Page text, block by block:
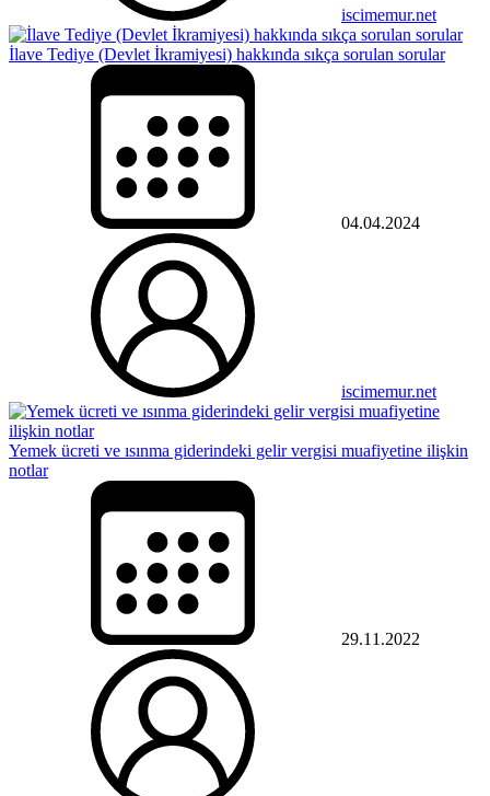
iscimemur.net
İlave Tediye (Devlet İkramiyesi) hakkında sıkça sorulan sorular
04.04.2024
iscimemur.net
Yemek ücreti ve ısınma giderindeki gelir vergisi muafiyetine ilişkin
notlar
29.11.2022